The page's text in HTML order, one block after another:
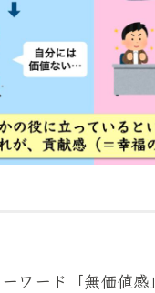
ワード「無価値感」